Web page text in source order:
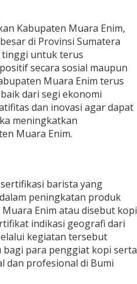
Kabupaten Muara Enim,
di Provinsi Sumatera
tinggi untuk terus
secara sosial maupun
Muara Enim terus
dari segi ekonomi
dan inovasi agar dapat
meningkatkan
Muara Enim.
barista yang
peningkatan produk
Enim atau disebut kopi
indikasi geografi dari
kegiatan tersebut
para penggiat kopi serta
dan profesional di Bumi